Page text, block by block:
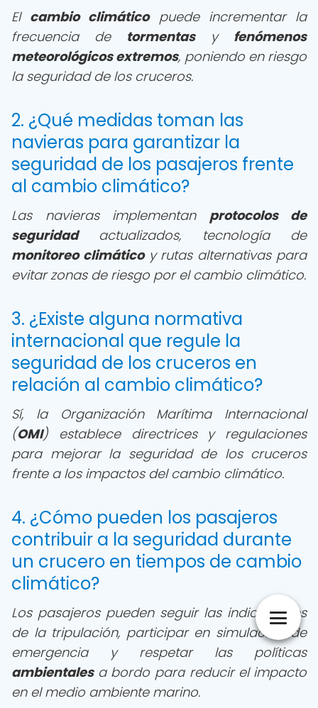
El cambio climáticopuede incrementar la
frecuencia de tormentasy fenómenos
meteorológicos extremos, poniendo en riesgo
la seguridad de los cruceros.
2. ¿Qué medidas toman las
navieras para garantizar la
seguridad de los pasajeros frente
al cambio climático?
Las navieras implementan protocolos de
seguridadactualizados, tecnología de
monitoreo climáticoy rutas alternativas para
evitar zonas de riesgo por el cambio climático.
3. ¿Existe alguna normativa
internacional que regule la
seguridad de los cruceros en
relación al cambio climático?
Sí, la Organización Marítima Internacional
(OMI) establece directrices y regulaciones
para mejorar la seguridad de los cruceros
frente a los impactos del cambio climático.
4. ¿Cómo pueden los pasajeros
contribuir a la seguridad durante
un crucero en tiempos de cambio
climático?
Los pasajeros pueden seguir las indicaciones
de la tripulación, participar en simulacros de
emergencia y respetar las políticas
ambientalesa bordo para reducir el impacto
en el medio ambiente marino.